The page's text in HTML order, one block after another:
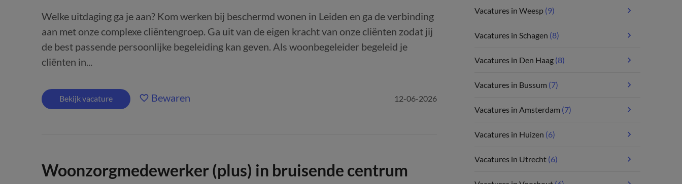
Vacatures in Weesp (9)
Vacatures in Schagen (8)
Vacatures in Den Haag (8)
Vacatures in Bussum (7)
Vacatures in Amsterdam (7)
Vacatures in Huizen (6)
Vacatures in Utrecht (6)
Welke uitdaging ga je aan? Kom werken bij beschermd wonen in Leiden en ga de verbinding
aan met onze complexe cliëntengroep. Ga uit van de eigen kracht van onze cliënten zodat jij
de best passende persoonlijke begeleiding kan geven. Als woonbegeleider begeleid je
cliënten in...
Bekijk vacature Bewaren 12-06-2026
Woonzorgmedewerker (plus) in bruisende centrum